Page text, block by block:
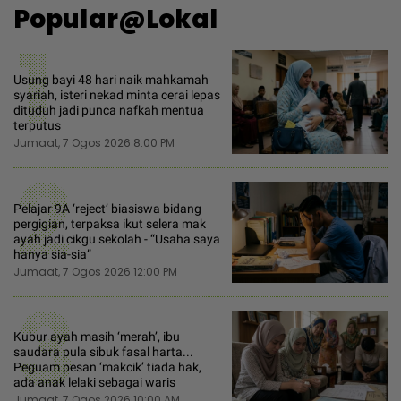
Popular@Lokal
1
Usung bayi 48 hari naik mahkamah
syariah, isteri nekad minta cerai lepas
dituduh jadi punca nafkah mentua
terputus
Jumaat, 7 Ogos 2026 8:00 PM
2
Pelajar 9A ‘reject’ biasiswa bidang
pergigian, terpaksa ikut selera mak
ayah jadi cikgu sekolah - “Usaha saya
hanya sia-sia”
Jumaat, 7 Ogos 2026 12:00 PM
3
Kubur ayah masih ‘merah’, ibu
saudara pula sibuk fasal harta...
Peguam pesan ‘makcik’ tiada hak,
ada anak lelaki sebagai waris